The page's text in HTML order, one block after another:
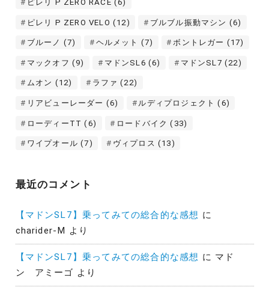
ピレリ P ZERO RACE (6)
ピレリ P ZERO VELO (12) ブルブル振動マシン (6)
ブルーノ (7) ヘルメット (7) ボントレガー (17)
マックオフ (9) マドンSL6 (6) マドンSL7 (22)
ムオン (12) ラファ (22)
リアビューレーダー (6) ルディプロジェクト (6)
ローディーTT (6) ロードバイク (33)
ワイプオール (7) ヴィプロス (13)
最近のコメント
【マドンSL7】乗ってみての総合的な感想 に
charider-M
より
【マドンSL7】乗ってみての総合的な感想 に マド
ン アミーゴ より